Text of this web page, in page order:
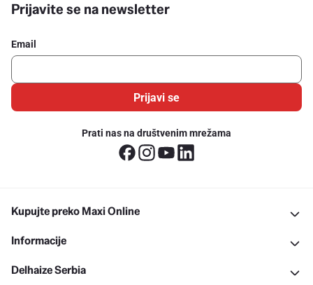
Prijavite se na newsletter
Email
Prijavi se
Prati nas na društvenim mrežama
Kupujte preko Maxi Online
Informacije
Delhaize Serbia